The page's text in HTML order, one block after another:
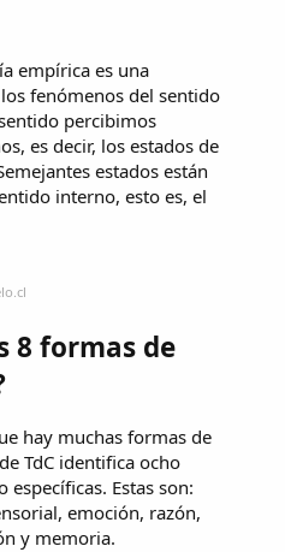
empírica es una
fenómenos del sentido
percibimos
es decir, los estados de
estados están
interno, esto es, el
8 formas de
hay muchas formas de
TdC identifica ocho
Estas son:
emoción, razón,
y memoria.